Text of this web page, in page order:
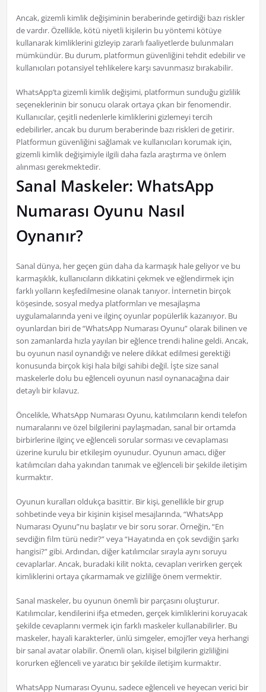
Ancak, gizemli kimlik değişiminin beraberinde getirdiği bazı riskler
de vardır. Özellikle, kötü niyetli kişilerin bu yöntemi kötüye
kullanarak kimliklerini gizleyip zararlı faaliyetlerde bulunmaları
mümkündür. Bu durum, platformun güvenliğini tehdit edebilir ve
kullanıcıları potansiyel tehlikelere karşı savunmasız bırakabilir.
WhatsApp’ta gizemli kimlik değişimi, platformun sunduğu gizlilik
seçeneklerinin bir sonucu olarak ortaya çıkan bir fenomendir.
Kullanıcılar, çeşitli nedenlerle kimliklerini gizlemeyi tercih
edebilirler, ancak bu durum beraberinde bazı riskleri de getirir.
Platformun güvenliğini sağlamak ve kullanıcıları korumak için,
gizemli kimlik değişimiyle ilgili daha fazla araştırma ve önlem
alınması gerekmektedir.
Sanal Maskeler: WhatsApp
Numarası Oyunu Nasıl
Oynanır?
Sanal dünya, her geçen gün daha da karmaşık hale geliyor ve bu
karmaşıklık, kullanıcıların dikkatini çekmek ve eğlendirmek için
farklı yolların keşfedilmesine olanak tanıyor. İnternetin birçok
köşesinde, sosyal medya platformları ve mesajlaşma
uygulamalarında yeni ve ilginç oyunlar popülerlik kazanıyor. Bu
oyunlardan biri de “WhatsApp Numarası Oyunu” olarak bilinen ve
son zamanlarda hızla yayılan bir eğlence trendi haline geldi. Ancak,
bu oyunun nasıl oynandığı ve nelere dikkat edilmesi gerektiği
konusunda birçok kişi hala bilgi sahibi değil. İşte size sanal
maskelerle dolu bu eğlenceli oyunun nasıl oynanacağına dair
detaylı bir kılavuz.
Öncelikle, WhatsApp Numarası Oyunu, katılımcıların kendi telefon
numaralarını ve özel bilgilerini paylaşmadan, sanal bir ortamda
birbirlerine ilginç ve eğlenceli sorular sorması ve cevaplaması
üzerine kurulu bir etkileşim oyunudur. Oyunun amacı, diğer
katılımcıları daha yakından tanımak ve eğlenceli bir şekilde iletişim
kurmaktır.
Oyunun kuralları oldukça basittir. Bir kişi, genellikle bir grup
sohbetinde veya bir kişinin kişisel mesajlarında, “WhatsApp
Numarası Oyunu”nu başlatır ve bir soru sorar. Örneğin, “En
sevdiğin film türü nedir?” veya “Hayatında en çok sevdiğin şarkı
hangisi?” gibi. Ardından, diğer katılımcılar sırayla aynı soruyu
cevaplarlar. Ancak, buradaki kilit nokta, cevapları verirken gerçek
kimliklerini ortaya çıkarmamak ve gizliliğe önem vermektir.
Sanal maskeler, bu oyunun önemli bir parçasını oluşturur.
Katılımcılar, kendilerini ifşa etmeden, gerçek kimliklerini koruyacak
şekilde cevaplarını vermek için farklı maskeler kullanabilirler. Bu
maskeler, hayali karakterler, ünlü simgeler, emoji’ler veya herhangi
bir sanal avatar olabilir. Önemli olan, kişisel bilgilerin gizliliğini
korurken eğlenceli ve yaratıcı bir şekilde iletişim kurmaktır.
WhatsApp Numarası Oyunu, sadece eğlenceli ve heyecan verici bir